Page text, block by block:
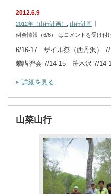
2012.6.9
2012年（山行計画）
山行計画
例会情報（6/6） は コメントを受け付
6/16-17 ザイル祭（西丹沢）
攀講習会 7/14-15 笹木沢 7/
詳細を見る
山菜山行